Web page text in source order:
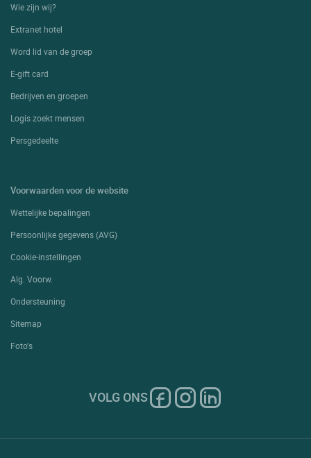
Wie zijn wij?
Extranet hotel
Word lid van de groep
E-gift card
Bedrijven en groepen
Logis zoekt mensen
Persgedeelte
Voorwaarden voor de website
Wettelijke bepalingen
Persoonlijke gegevens (AVG)
Cookie-instellingen
Alg. Voorw.
Ondersteuning
Sitemap
Foto's
VOLG ONS